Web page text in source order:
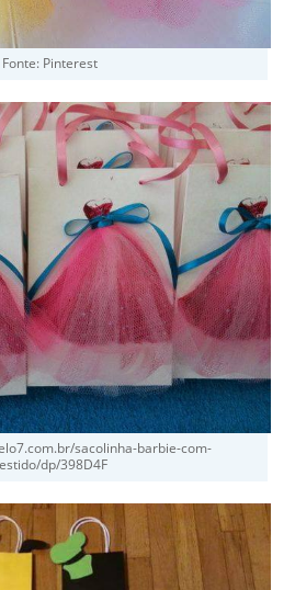
Fonte: Pinterest
sacolinha-barbie-com-
dp/398D4F